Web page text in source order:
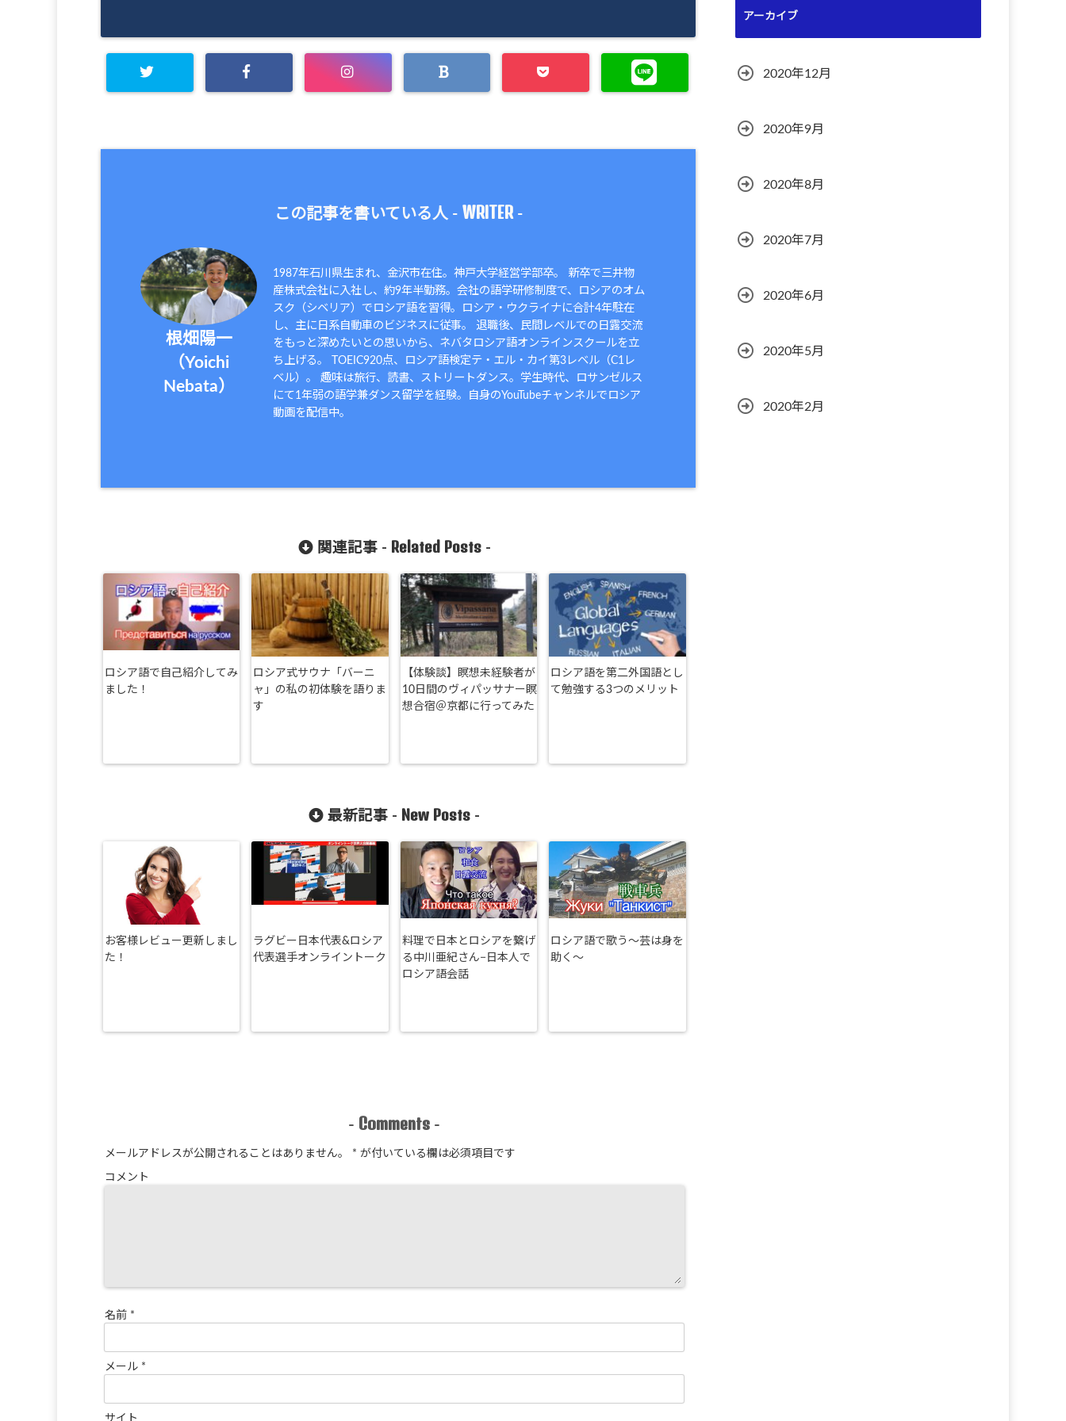
この記事を書いている人 - WRITER-
根畑陽一
（Yoichi
Nebata）
1987年石川県生まれ、金沢市在住。神戸大学経営学部卒。 新卒で三井物
産株式会社に入社し、約9年半勤務。会社の語学研修制度で、ロシアのオム
スク（シベリア）でロシア語を習得。ロシア・ウクライナに合計4年駐在
し、主に日系自動車のビジネスに従事。 退職後、民間レベルでの日露交流
をもっと深めたいとの思いから、ネバタロシア語オンラインスクールを立
ち上げる。 TOEIC920点、ロシア語検定テ・エル・カイ第3レベル（C1レ
ベル）。 趣味は旅行、読書、ストリートダンス。学生時代、ロサンゼルス
にて1年弱の語学兼ダンス留学を経験。自身のYouTubeチャンネルでロシア
動画を配信中。
関連記事 - Related Posts-
ロシア語で自己紹介してみ
ました！
ロシア式サウナ「バーニ
ャ」の私の初体験を語りま
す
【体験談】瞑想未経験者が
10日間のヴィパッサナー瞑
想合宿＠京都に行ってみた
ロシア語を第二外国語とし
て勉強する3つのメリット
最新記事 - New Posts -
お客様レビュー更新しまし
た！
ラグビー日本代表&ロシア
代表選手オンライントーク
料理で日本とロシアを繋げ
る中川亜紀さん−日本人で
ロシア語会話
ロシア語で歌う〜芸は身を
助く〜
- Comments -
メールアドレスが公開されることはありません。 * が付いている欄は必須項目です
コメント
名前 *
メール *
サイト
アーカイブ
2020年12月
2020年9月
2020年8月
2020年7月
2020年6月
2020年5月
2020年2月